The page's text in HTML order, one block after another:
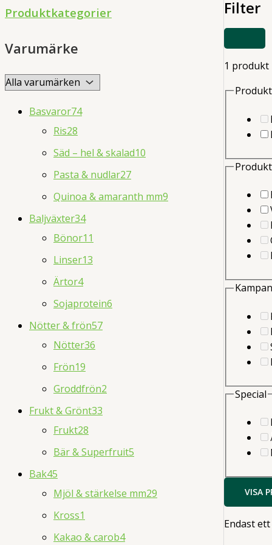
c
s
Produktkategorier
Varumärke
Basvaror74
Ris28
Säd – hel & skalad10
Pasta & nudlar27
Quinoa & amaranth mm9
Baljväxter34
Bönor11
Linser13
Ärtor4
Sojaprotein6
Nötter & frön57
Nötter36
Frön19
Groddfrön2
Frukt & Grönt33
Frukt28
Bär & Superfruit5
Bak45
Mjöl & stärkelse mm29
Kross1
Kakao & carob4
Filter
ELLER
FILTER
1 produkt
Special
VISA
Endast